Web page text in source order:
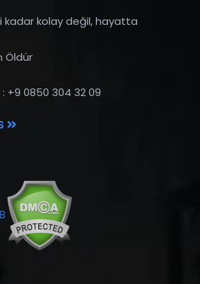
kadar kolay değil, hayatta
Öldür
: +9 0850 304 32 09